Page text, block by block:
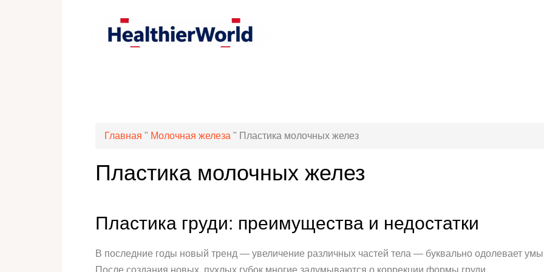
Главная " Молочная железа " Пластика молочных желез
Пластика молочных желез
Пластика груди: преимущества и недостатки
В последние годы новый тренд — увеличение различных частей тела — буквально одолевает умы
После создания новых, пухлых губок многие задумываются о коррекции формы груди.